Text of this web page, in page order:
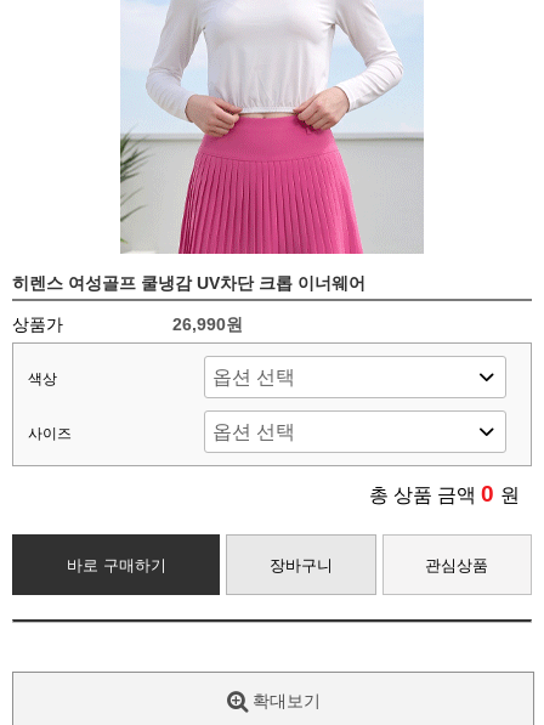
히렌스 여성골프 쿨냉감 UV차단 크롭 이너웨어
상품가 26,990원
색상
사이즈
총 상품 금액 0 원
바로 구매하기 장바구니 관심상품
확대보기